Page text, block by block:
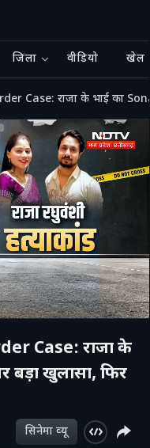
जिला वीडियो खेल
Case: राजा के भाई का
Case: राजा के
बड़ा खुलासा, फिर
सिनेमा व्‍यू